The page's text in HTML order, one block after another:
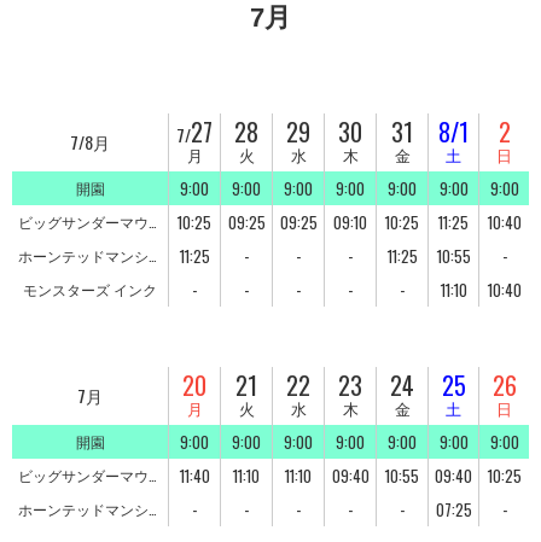
7月
7/8月 7/27
月
28
火
29
水
30
木
31
金
8/1
土
2
日
開園 9:00 9:00 9:00 9:00 9:00 9:00 9:00
ビッグサンダーマウン 10:25 09:25 09:25 09:10 10:25 11:25 10:40
ホーンテッドマンショ 11:25 - - - 11:25 10:55 -
モンスターズ インク - - - - - 11:10 10:40
7月 20
月
21
火
22
水
23
木
24
金
25
土
26
日
開園 9:00 9:00 9:00 9:00 9:00 9:00 9:00
ビッグサンダーマウン 11:40 11:10 11:10 09:40 10:55 09:40 10:25
ホーンテッドマンショ - - - - - 07:25 -